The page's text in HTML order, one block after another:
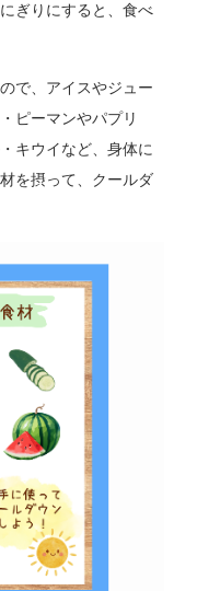
ぎりにすると、食べ
で、アイスやジュー
ピーマンやパプリ
キウイなど、身体に
を摂って、クールダ